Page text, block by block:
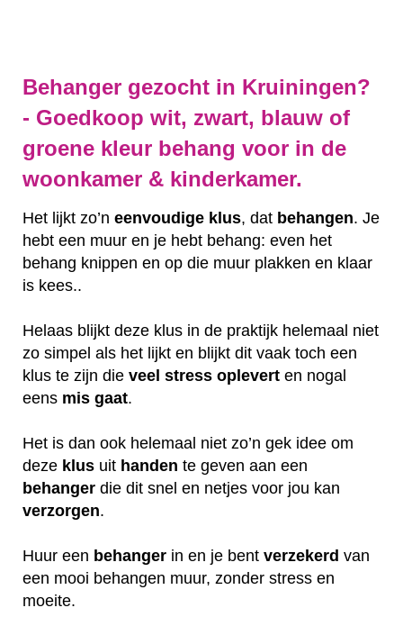
Behanger gezocht in Kruiningen?
- Goedkoop wit, zwart, blauw of
groene kleur behang voor in de
woonkamer & kinderkamer.
Het lijkt zo’n eenvoudige klus, dat behangen. Je
hebt een muur en je hebt behang: even het
behang knippen en op die muur plakken en klaar
is kees..
Helaas blijkt deze klus in de praktijk helemaal niet
zo simpel als het lijkt en blijkt dit vaak toch een
klus te zijn die veel stress oplevert en nogal
eens mis gaat.
Het is dan ook helemaal niet zo’n gek idee om
deze klus uit handen te geven aan een
behanger die dit snel en netjes voor jou kan
verzorgen.
Huur een behanger in en je bent verzekerd van
een mooi behangen muur, zonder stress en
moeite.